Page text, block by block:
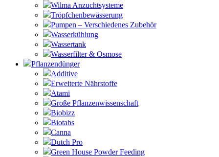
Wilma Anzuchtsysteme
Tröpfchenbewässerung
Pumpen – Verschiedenes Zubehör
Wasserkühlung
Wassertank
Wasserfilter & Osmose
Pflanzendünger
Additive
Erweiterte Nährstoffe
Atami
Große Pflanzenwissenschaft
Biobizz
Biotabs
Canna
Dutch Pro
Green House Powder Feeding